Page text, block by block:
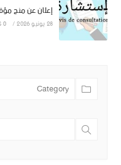
إعلان عن منح
28 يونيو 2026 /
0 COMMENTS